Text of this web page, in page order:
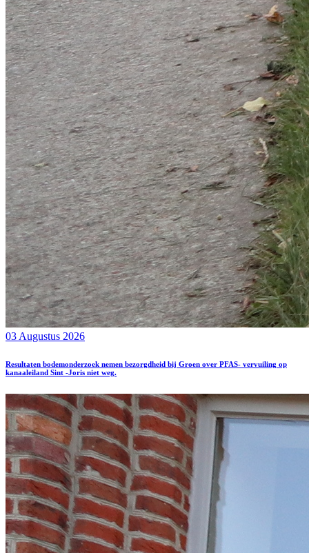
03 Augustus 2026
Resultaten bodemonderzoek nemen bezorgdheid bij Groen over PFAS- vervuiling op
kanaaleiland Sint -Joris niet weg.